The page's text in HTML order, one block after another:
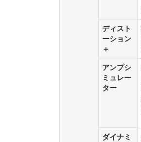
ディスト
ーション
＋
アンプシ
ミュレー
ター
ダイナミ
ディスト
ーション
＋
アンプシ
ミュレー
ター
ダイナミ